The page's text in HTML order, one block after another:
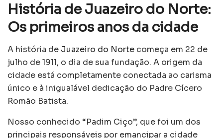
História de Juazeiro do Norte:
Os primeiros anos da cidade
A história de Juazeiro do Norte começa em 22 de
julho de 1911, o dia de sua fundação. A origem da
cidade está completamente conectada ao carisma
único e à inigualável dedicação do Padre Cícero
Romão Batista.
Nosso conhecido “Padim Ciço”, que foi um dos
principais responsáveis por emancipar a cidade